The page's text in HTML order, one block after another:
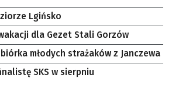
Lgińsko
dla Gezet Stali Gorzów
młodych strażaków z Janczewa
SKS w sierpniu